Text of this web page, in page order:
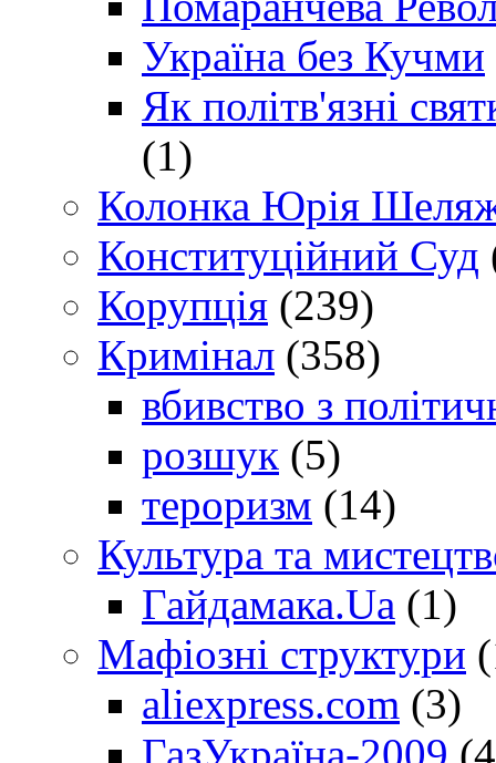
Україна без Кучми
Як політв'язні
(1)
Колонка Юрія
Конституційний Суд
Корупція (239)
Кримінал (358)
вбивство з
розшук (5)
тероризм (14)
Культура та
Гайдамака.Ua (1)
Мафіозні структури
aliexpress.com (3)
ГазУкраїна-2009